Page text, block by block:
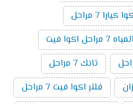
7 مراحل
اكوا فيت
تانك 7 مراحل
فلتر اكوا فيت 7 مراحل